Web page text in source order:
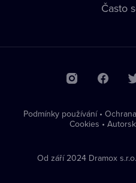
Často
Podmínky používání •
Cookies •
Od září 2024 Dramox